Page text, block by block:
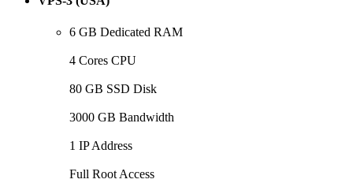
6 GB Dedicated RAM
4 Cores CPU
80 GB SSD Disk
3000 GB Bandwidth
1 IP Address
Full Root Access